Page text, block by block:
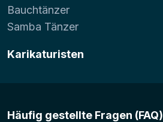
Bauchtänzer
Samba Tänzer
Karikaturisten
Häufig gestellte Fragen (FAQ)